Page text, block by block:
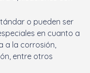
o pueden ser
en cuanto a
a la corrosión,
entre otros